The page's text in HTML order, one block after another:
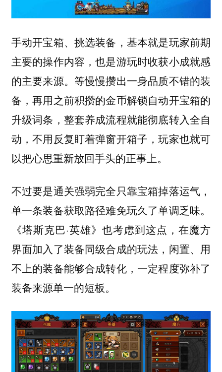
手动开宝箱、挑选装备，基本就是玩家前期
主要的操作内容，也是游玩时收获小成就感
的主要来源。等慢慢攒出一身品质不错的装
备，再用之前积攒的金币解锁自动开宝箱的
升级词条，整套养成流程就能彻底转入全自
动，不用反复盯着弹窗开箱子，玩家也就可
以把心思重新放回手头的正事上。
不过要是通关强弱完全只靠宝箱掉落运气，
单一条装备获取路径难免玩久了单调乏味。
《塔斯克巴·英雄》也考虑到这点，在魔方
界面加入了装备同级合成的玩法，闲置、用
不上的装备能够合成转化，一定程度弥补了
装备来源单一的短板。